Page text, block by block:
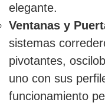
elegante.
Ventanas y
sistemas
pivotantes,
uno con sus
funcionamiento